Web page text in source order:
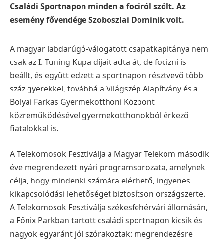
Családi Sportnapon minden a fociról szólt. Az
esemény fővendége Szoboszlai Dominik volt.
A magyar labdarúgó-válogatott csapatkapitánya nem
csak az I. Tuning Kupa díjait adta át, de focizni is
beállt, és együtt edzett a sportnapon résztvevő több
száz gyerekkel, továbbá a Világszép Alapítvány és a
Bolyai Farkas Gyermekotthoni Központ
közreműködésével gyermekotthonokból érkező
fiatalokkal is.
A Telekomosok Fesztiválja a Magyar Telekom második
éve megrendezett nyári programsorozata, amelynek
célja, hogy mindenki számára elérhető, ingyenes
kikapcsolódási lehetőséget biztosítson országszerte.
A Telekomosok Fesztiválja székesfehérvári állomásán,
a Főnix Parkban tartott családi sportnapon kicsik és
nagyok egyaránt jól szórakoztak: megrendezésre